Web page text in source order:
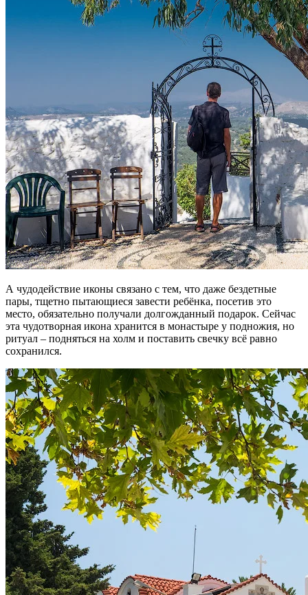
А чудодействие иконы связано с тем, что даже бездетные
пары, тщетно пытающиеся завести ребёнка, посетив это
место, обязательно получали долгожданный подарок. Сейчас
эта чудотворная икона хранится в монастыре у подножия, но
ритуал – подняться на холм и поставить свечку всё равно
сохранился.